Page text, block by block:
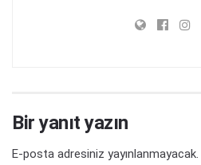
Bir yanıt yazın
E-posta adresiniz yayınlanmayacak.